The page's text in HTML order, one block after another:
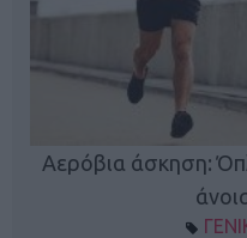
Αερόβια άσκηση: